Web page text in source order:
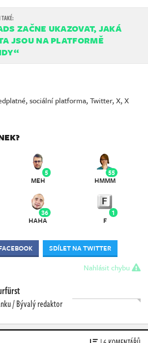
ZAČNE UKAZOVAT, JAKÁ
JSOU NA PLATFORMĚ
,sociální platforma,Twitter,X,X
5
MEH
55
HMMM
36
HAHA
1
F
SDÍLET NA TWITTER
Nahlásit chybu
/ Bývalý redaktor